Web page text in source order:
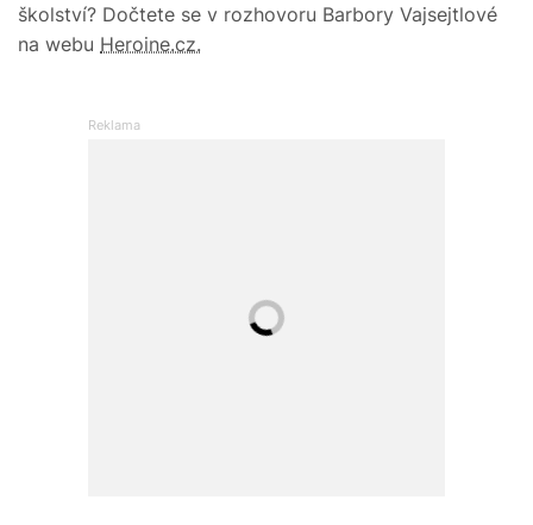
školství? Dočtete se v rozhovoru Barbory Vajsejtlové
na webu Heroine.cz.